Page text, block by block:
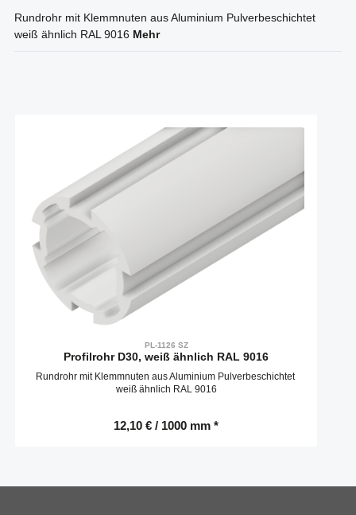
Rundrohr mit Klemmnuten aus Aluminium Pulverbeschichtet
weiß ähnlich RAL 9016 Mehr
PL-1126 SZ
Profilrohr D30, weiß ähnlich RAL 9016
Rundrohr mit Klemmnuten aus Aluminium Pulverbeschichtet
weiß ähnlich RAL 9016
12,10 € / 1000 mm *